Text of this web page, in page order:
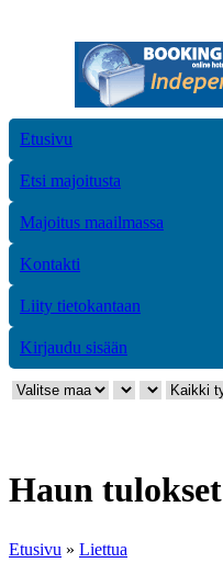
Etusivu
Etsi majoitusta
Majoitus maailmassa
Kontakti
Liity tietokantaan
Kirjaudu sisään
Haun tulokset
Etusivu » Liettua